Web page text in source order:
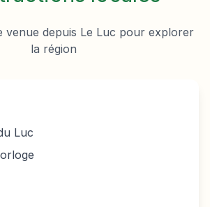
venue depuis Le Luc pour explorer
la région
Luc